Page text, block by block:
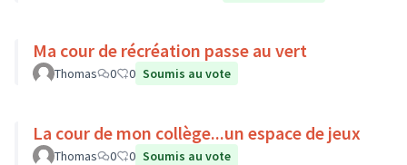
Ma cour de récréation passe au vert
Thomas 0 0 Soumis au vote
La cour de mon collège...un espace de jeux
Thomas 0 0 Soumis au vote